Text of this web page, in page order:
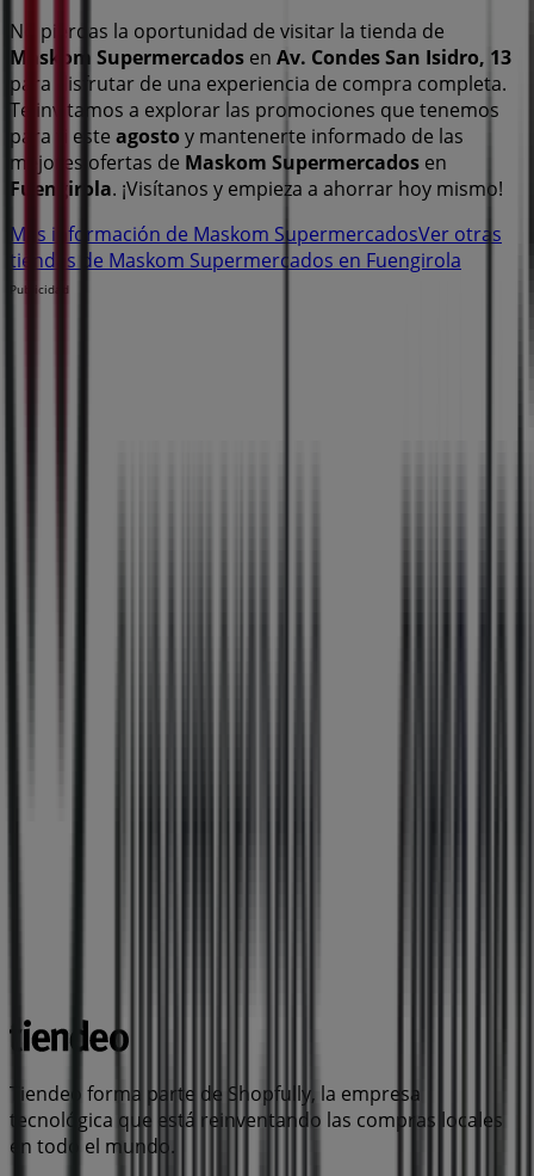
No pierdas la oportunidad de visitar la tienda de
Maskom Supermercados en Av. Condes San Isidro, 13
para disfrutar de una experiencia de compra completa.
Te invitamos a explorar las promociones que tenemos
para ti este agosto y mantenerte informado de las
mejores ofertas de Maskom Supermercados en
Fuengirola. ¡Visítanos y empieza a ahorrar hoy mismo!
Más información de Maskom SupermercadosVer otras
tiendas de Maskom Supermercados en Fuengirola
Publicidad
Tiendeo forma parte de Shopfully, la empresa
tecnológica que está reinventando las compras locales
en todo el mundo.